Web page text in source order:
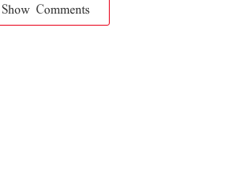
Show Comments